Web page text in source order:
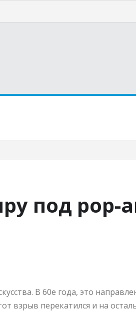
под pop-
В 60е года, это
взрыв перекатился и на